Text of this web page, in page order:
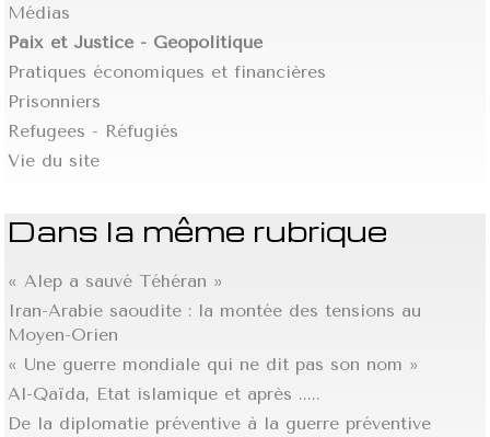
Médias
Paix et Justice - Géopolitique
Pratiques économiques et financières
Prisonniers
Refugees - Réfugiés
Vie du site
Dans la même rubrique
« Alep a sauvé Téhéran »
Iran-Arabie saoudite : la montée des tensions au
Moyen-Orien
« Une guerre mondiale qui ne dit pas son nom »
Al-Qaïda, Etat islamique et après .....
De la diplomatie préventive à la guerre préventive